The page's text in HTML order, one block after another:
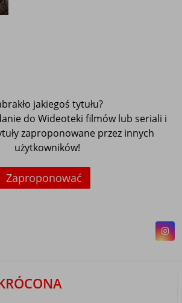
jakiegoś tytułu?
do Wideoteki filmów lub seriali i
zaproponowane przez innych
użytkowników!
Zaproponować